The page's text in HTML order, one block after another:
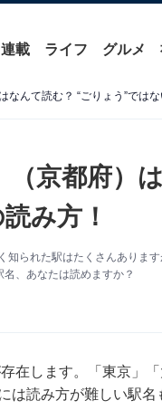
連載 ライフ グルメ
なんて読む？ “ごりょう”では
（京都府）
み方！
られた駅はたくさんありま
、あなたは読めますか？
在します。「東京」
は読み方が難しい駅